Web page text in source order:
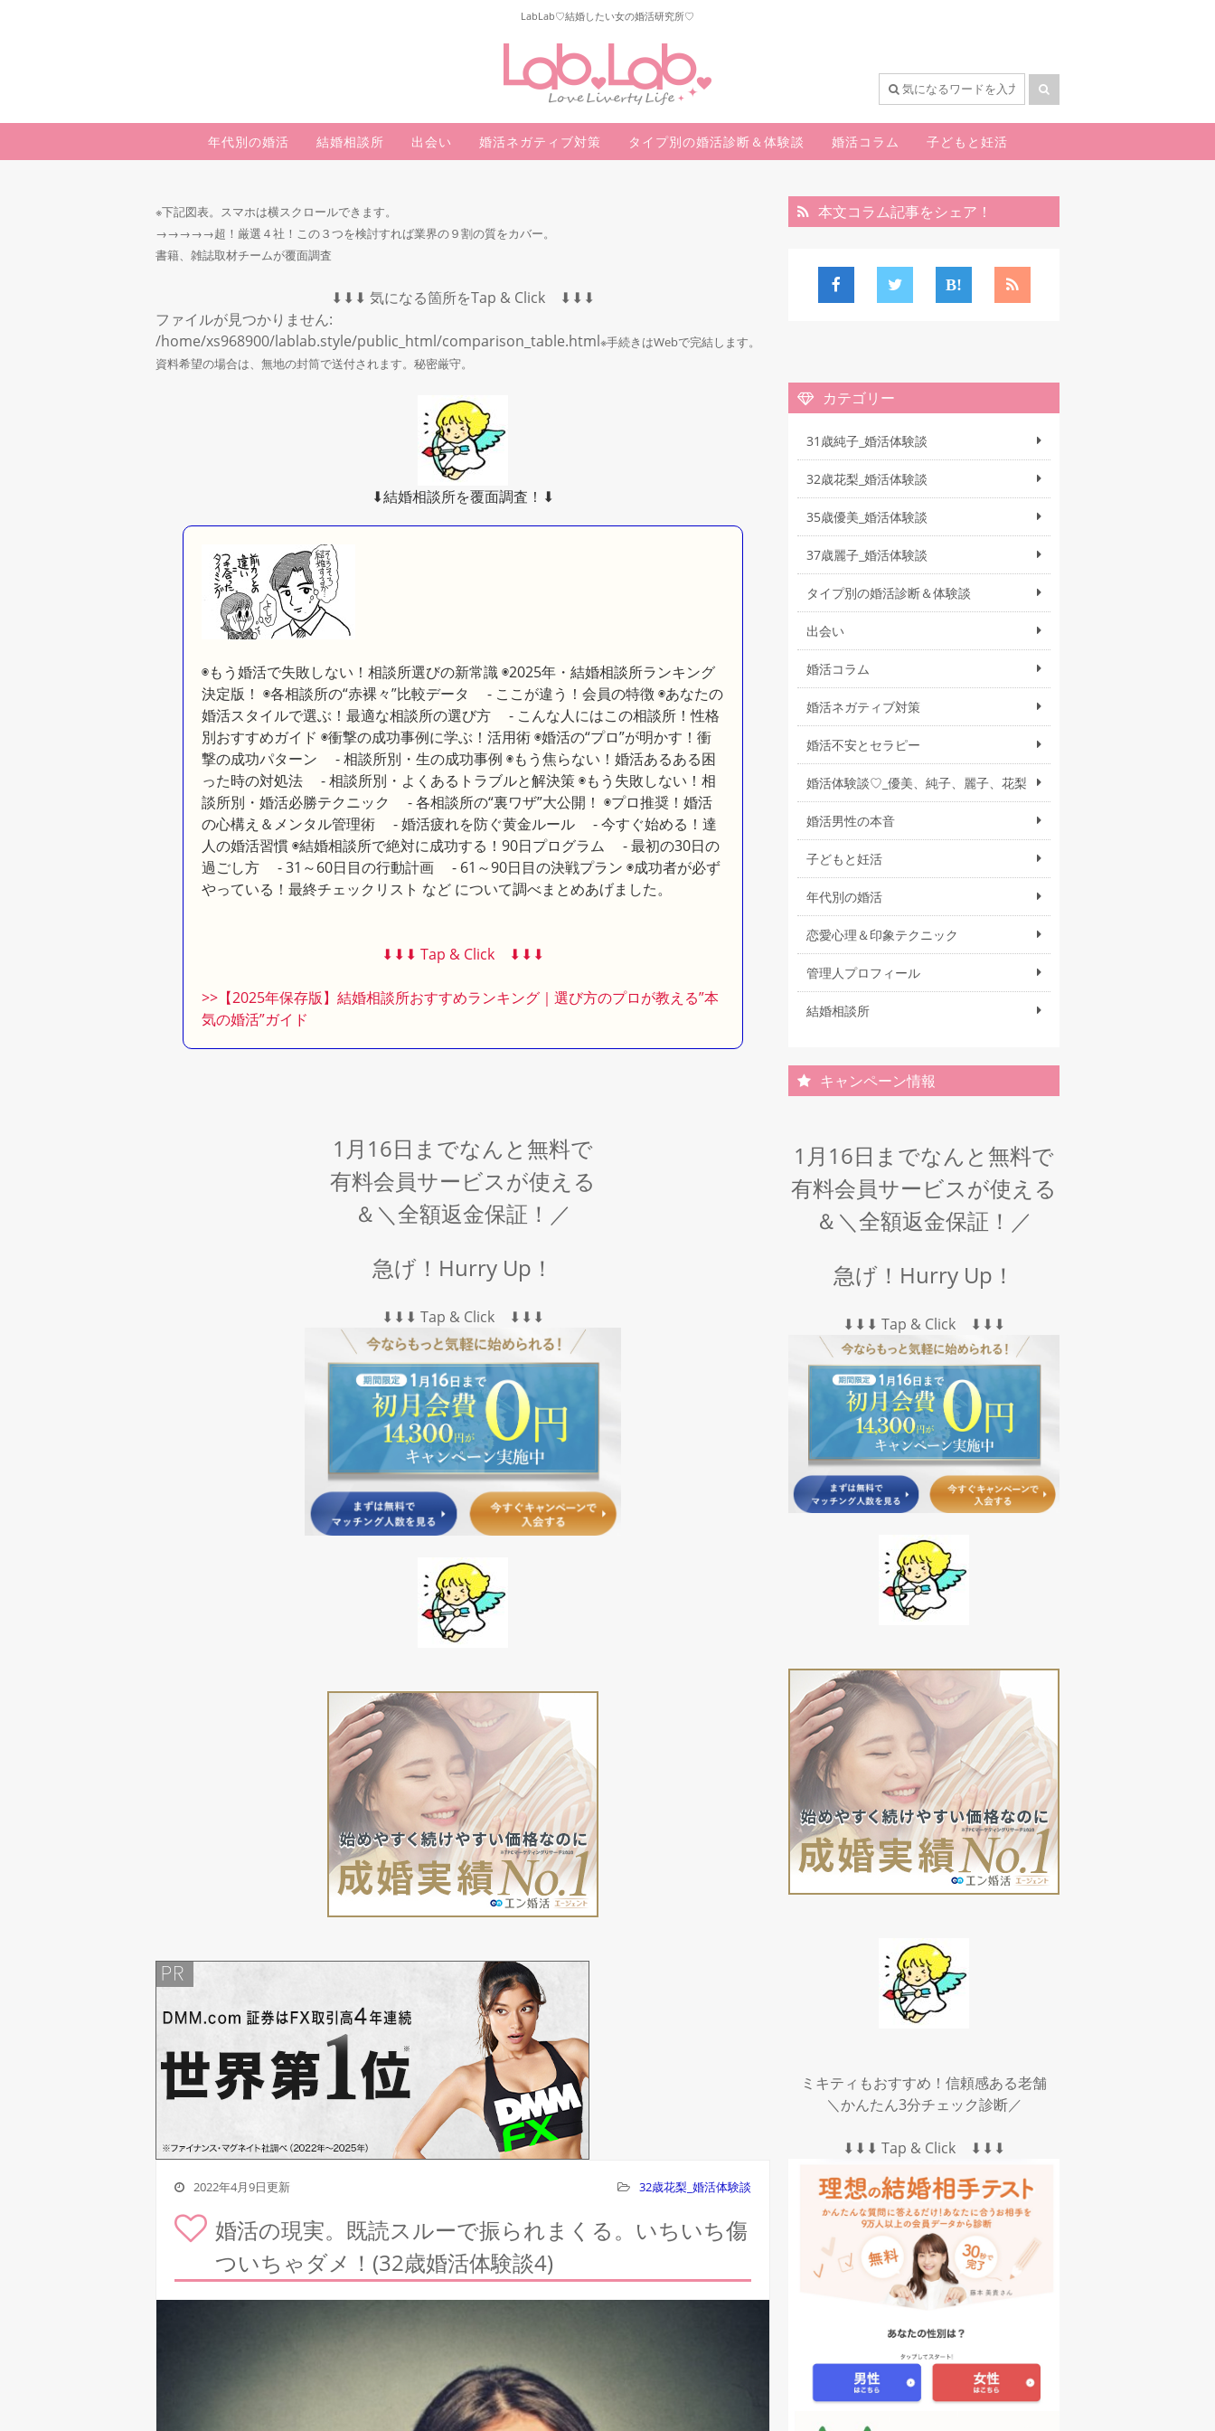
LabLab♡結婚したい女の婚活研究所♡
年代別の婚活 結婚相談所 出会い 婚活ネガティブ対策 タイプ別の婚活診断＆体験談 婚活コラム 子どもと妊活
※下記図表。 スマホは横スクロールできます。
→→→→→超！厳選４社！この３つを検討すれば業界の９割の質をカバー。
書籍、雑誌取材チームが覆面調査
⬇︎⬇︎⬇︎ 気になる箇所をTap & Click ⬇︎⬇︎⬇︎
ファイルが見つかりません:
/home/xs968900/lablab.style/public_html/comparison_table.html※手続きはWebで完結します。
資料希望の場合は、無地の封筒で送付されます。秘密厳守。
⬇︎結婚相談所を覆面調査！⬇︎
◉もう婚活で失敗しない！相談所選びの新常識 ◉2025年・結婚相談所ランキング
決定版！ ◉各相談所の“赤裸々”比較データ - ここが違う！会員の特徴 ◉あなたの
婚活スタイルで選ぶ！最適な相談所の選び方 - こんな人にはこの相談所！性格
別おすすめガイド ◉衝撃の成功事例に学ぶ！活用術 ◉婚活の“プロ”が明かす！衝
撃の成功パターン - 相談所別・生の成功事例 ◉もう焦らない！婚活あるある困
った時の対処法 - 相談所別・よくあるトラブルと解決策 ◉もう失敗しない！相
談所別・婚活必勝テクニック - 各相談所の“裏ワザ”大公開！ ◉プロ推奨！婚活
の心構え＆メンタル管理術 - 婚活疲れを防ぐ黄金ルール - 今すぐ始める！達
人の婚活習慣 ◉結婚相談所で絶対に成功する！90日プログラム - 最初の30日の
過ごし方 - 31～60日目の行動計画 - 61～90日目の決戦プラン ◉成功者が必ず
やっている！最終チェックリスト など について調べまとめあげました。
⬇︎⬇︎⬇︎ Tap & Click ⬇︎⬇︎⬇︎
>>【2025年保存版】結婚相談所おすすめランキング｜選び方のプロが教える”本
気の婚活”ガイド
1月16日までなんと無料で
有料会員サービスが使える
＆＼全額返金保証！／
急げ！Hurry Up！
⬇︎⬇︎⬇︎ Tap & Click ⬇︎⬇︎⬇︎
2022年4月9日更新 32歳花梨_婚活体験談
婚活の現実。既読スルーで振られまくる。いちいち傷
ついちゃダメ！(32歳婚活体験談4)
本文コラム記事をシェア！
カテゴリー
31歳純子_婚活体験談
32歳花梨_婚活体験談
35歳優美_婚活体験談
37歳麗子_婚活体験談
タイプ別の婚活診断＆体験談
出会い
婚活コラム
婚活ネガティブ対策
婚活不安とセラピー
婚活体験談♡_優美、純子、麗子、花梨
婚活男性の本音
子どもと妊活
年代別の婚活
恋愛心理＆印象テクニック
管理人プロフィール
結婚相談所
キャンペーン情報
1月16日までなんと無料で
有料会員サービスが使える
＆＼全額返金保証！／
急げ！Hurry Up！
⬇︎⬇︎⬇︎ Tap & Click ⬇︎⬇︎⬇︎
ミキティもおすすめ！信頼感ある老舗
＼かんたん3分チェック診断／
⬇︎⬇︎⬇︎ Tap & Click ⬇︎⬇︎⬇︎